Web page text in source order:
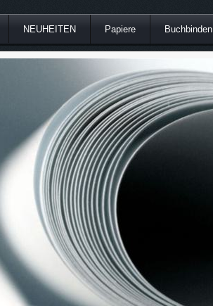
NEUHEITEN Papiere Buchbinden